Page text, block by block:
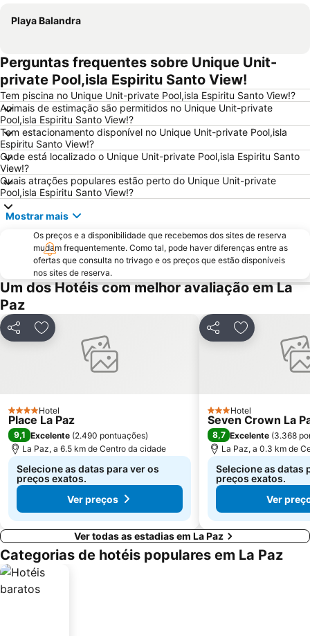
Playa Balandra
Perguntas frequentes sobre Unique Unit-
private Pool,isla Espiritu Santo View!
Tem piscina no Unique Unit-private Pool,isla Espiritu Santo View!?
Animais de estimação são permitidos no Unique Unit-private
Pool,isla Espiritu Santo View!?
Tem estacionamento disponível no Unique Unit-private Pool,isla
Espiritu Santo View!?
Onde está localizado o Unique Unit-private Pool,isla Espiritu Santo
View!?
Quais atrações populares estão perto do Unique Unit-private
Pool,isla Espiritu Santo View!?
Mostrar mais
Os preços e a disponibilidade que recebemos dos sites de reserva
mudam frequentemente. Como tal, pode haver diferenças entre as
ofertas que consulta no trivago e os preços que estão disponíveis
nos sites de reserva.
Um dos Hotéis com melhor avaliação em La
Paz
PartilharAdicionar aos favoritos
4 Estrelas
Hotel
Place La Paz
9,1 Excelente (2.490 pontuações)
La Paz, a 6.5 km de Centro da cidade
Selecione as datas para ver os
preços exatos.
Ver preços
PartilharAdicionar
3 Estrelas
Hotel
Seven Crown La
8,7 Excelente (3.368
La Paz, a 0.3 km de
Selecione as datas
preços exatos.
Ver
Ver todas as estadias em La Paz
Categorias de hotéis populares em La Paz